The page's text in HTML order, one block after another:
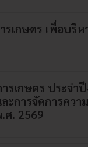
รเกษตร เพื่อบริ
ารเกษตร ประจ
ะการจัดการควา
ศ. 2569